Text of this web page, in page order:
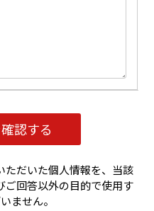
ただいた個人情報を、当該
ご回答以外の目的で使用す
ません。